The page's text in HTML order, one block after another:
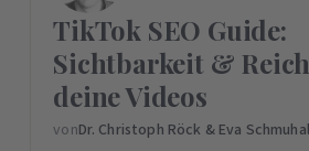
TikTok SEO Guide:
Sichtbarkeit &
deine Videos
vonDr. Christoph Röck & Eva